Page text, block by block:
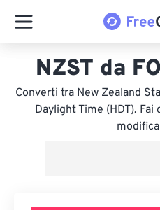
NZST da
Converti tra New Zealand
Daylight Time (HDT).